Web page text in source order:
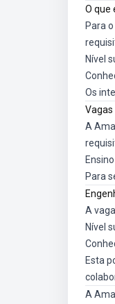
O que
Para
Nível
Os
A
Para
A
Nível
Esta
A